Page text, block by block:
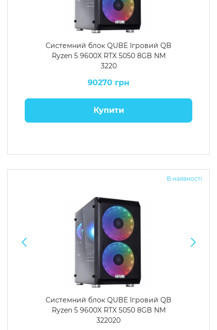
Системний блок QUBE Ігровий QB
Ryzen 5 9600X RTX 5050 8GB NM
3220
90270 грн
Купити
В наявності
Системний блок QUBE Ігровий QB
Ryzen 5 9600X RTX 5050 8GB NM
322020